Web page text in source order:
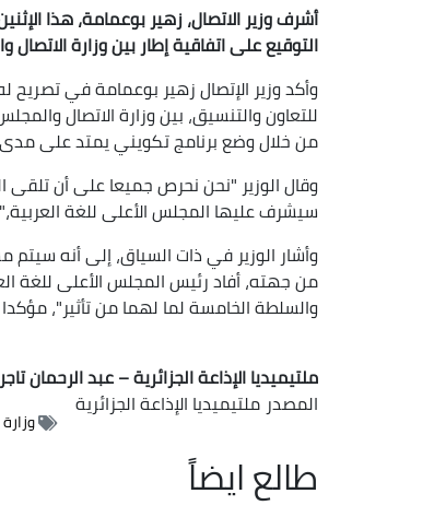
أشرف وزير الاتصال، زهير بوعمامة، هذا
التوقيع على اتفاقية إطار بين وزارة الاتصال
وأكد وزير الإتصال زهير بوعمامة في
للتعاون والتنسيق، بين وزارة الاتصال
من خلال وضع برنامج تكويني يمتد على مدى 5 سنوات قابلة للتجديد.
وقال الوزير "نحن نحرص جميعا على أن تلقى
سيشرف عليها المجلس الأعلى للغة
وأشار الوزير في ذات السياق، إلى أنه سيتم
من جهته، أفاد رئيس المجلس الأعلى للغة
والسلطة الخامسة لما لهما من تأثير"، مؤكدا
ملتيميديا الإذاعة الجزائرية – عبد الرحمان تاجر
المصدر ملتيميديا الإذاعة الجزائرية
طالع ايضاً